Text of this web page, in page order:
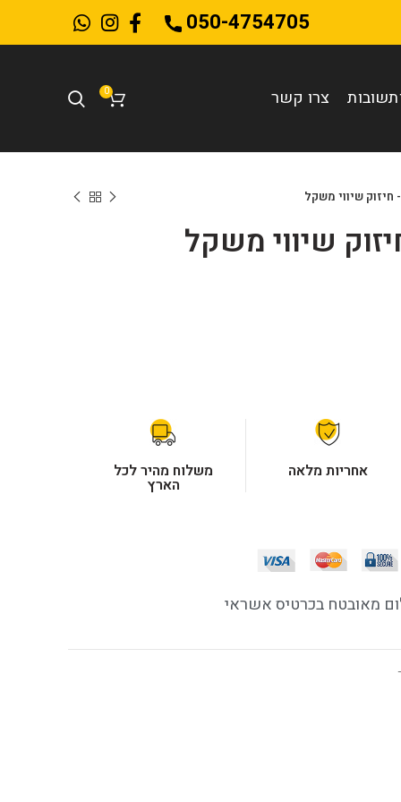
050-4754705
צרו קשר 0
שיווי משקל
שיווי משקל
אחריות מלאה משלוח מהיר לכל
הארץ
מאובטח בכרטיס אשראי